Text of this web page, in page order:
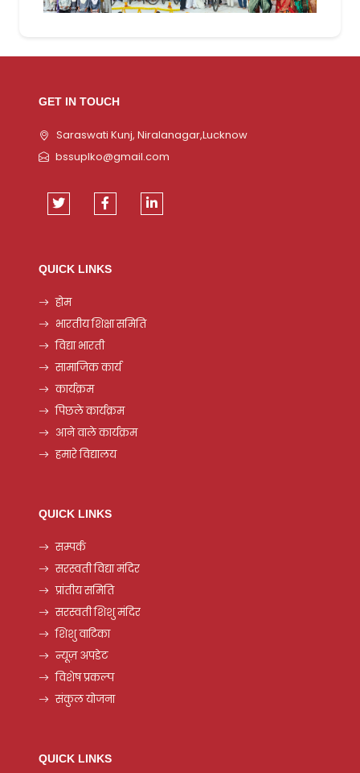
GET IN TOUCH
Saraswati Kunj, Niralanagar,Lucknow
bssuplko@gmail.com
QUICK LINKS
होम
भारतीय शिक्षा समिति
विद्या भारती
सामाजिक कार्य
कार्यक्रम
पिछले कार्यक्रम
आने वाले कार्यक्रम
हमारे विद्यालय
QUICK LINKS
सम्पर्क
सरस्वती विद्या मंदिर
प्रांतीय समिति
सरस्वती शिशु मंदिर
शिशु वाटिका
न्यूज़ अपडेट
विशेष प्रकल्प
संकुल योजना
QUICK LINKS